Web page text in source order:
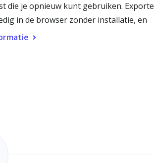
die je opnieuw kunt gebruiken.
in de browser zonder installatie, en